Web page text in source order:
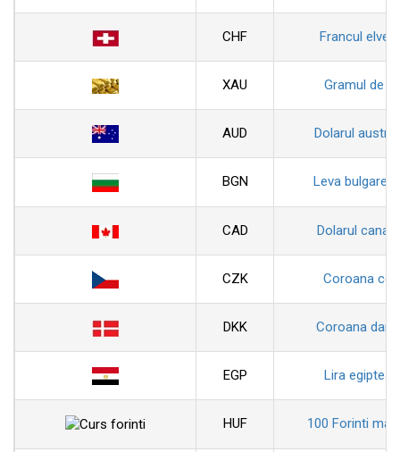
CHF Francul
XAU Gramul de
AUD Dolarul
BGN Leva
CAD Dolarul
CZK Coroana
DKK Coroana
EGP Lira
HUF 100 Forinti